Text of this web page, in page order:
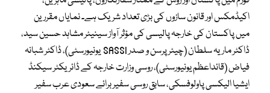
اکیڈمکس اور قانون سازوں کی بڑی تعداد شریک ہے۔ نمایاں مقررین
میں پاکستان کی خارجہ پالیسی کی مؤثر آواز سینیٹر مشاہد حسین سید،
ڈاکٹر ماریہ سلطان (چیئرپرسن و صدر SASSI یونیورسٹی)، ڈاکٹر شبانہ
فیاض (قائداعظم یونیورسٹی)، روسی وزارت خارجہ کے ڈائریکٹر سیکنڈ
ایشیا الیکسی پاولوفسکی، سابق روسی سفیر برائے سعودی عرب سفیر